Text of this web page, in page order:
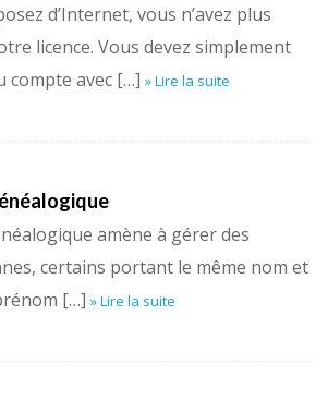
d’Internet, vous n’avez plus
licence. Vous devez simplement
compte avec […] » Lire la suite
amène à gérer des
certains portant le même nom et
[…] » Lire la suite